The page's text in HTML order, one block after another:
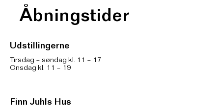
Åbningstider
Udstillingerne
Tirsdag – søndag kl. 11 – 17
Onsdag kl. 11 – 19
Finn Juhls Hus